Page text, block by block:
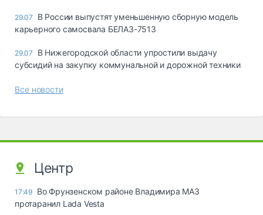
29.07
В России выпустят уменьшенную сборную модель
карьерного самосвала БЕЛАЗ-7513
29.07
В Нижегородской области упростили выдачу
субсидий на закупку коммунальной и дорожной техники
Все новости
Центр
17:49 Во Фрунзенском районе Владимира МАЗ
протаранил Lada Vesta